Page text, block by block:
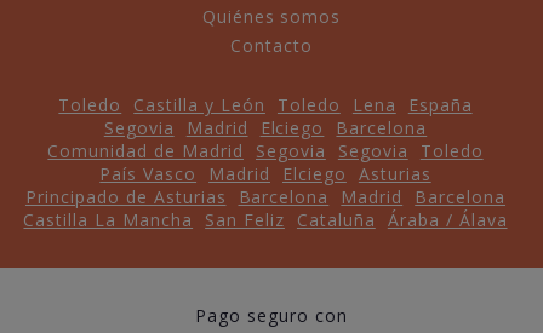
Quiénes somos
Contacto
Toledo Castilla y León Toledo Lena
España
Segovia
Madrid Elciego
Barcelona
Comunidad de Madrid
Segovia Segovia
Toledo
País Vasco
Madrid Elciego
Asturias
Principado de Asturias
Barcelona Madrid
Barcelona
Castilla La Mancha
San Feliz Cataluña Áraba / Álava
Pago seguro con